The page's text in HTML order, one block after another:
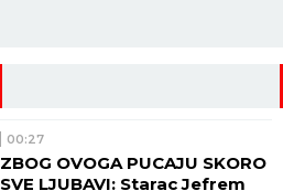
00:27
ZBOG OVOGA PUCAJU SKORO
SVE LJUBAVI: Starac Jefrem